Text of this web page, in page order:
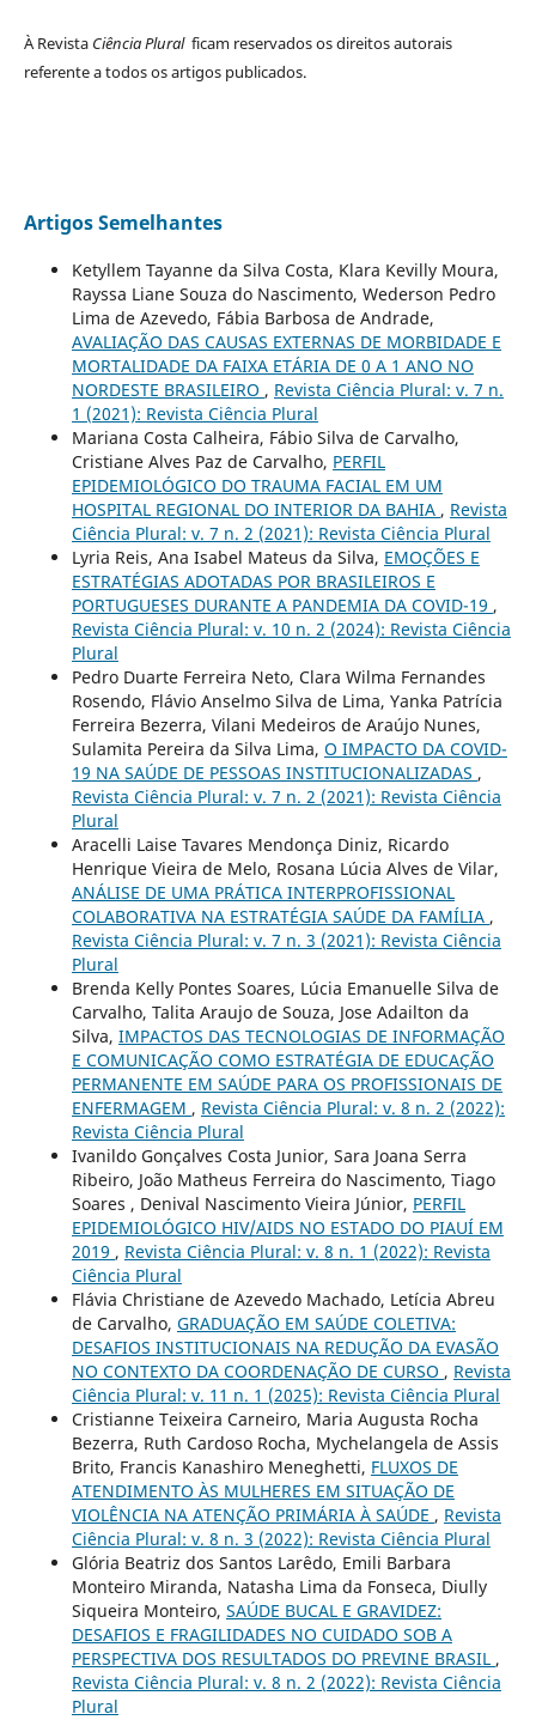
À Revista Ciência Plural ficam reservados os direitos autorais
referente a todos os artigos publicados.
Artigos Semelhantes
Ketyllem Tayanne da Silva Costa, Klara Kevilly Moura,
Rayssa Liane Souza do Nascimento, Wederson Pedro
Lima de Azevedo, Fábia Barbosa de Andrade,
AVALIAÇÃO DAS CAUSAS EXTERNAS DE MORBIDADE E
MORTALIDADE DA FAIXA ETÁRIA DE 0 A 1 ANO NO
NORDESTE BRASILEIRO , Revista Ciência Plural: v. 7 n.
1 (2021): Revista Ciência Plural
Mariana Costa Calheira, Fábio Silva de Carvalho,
Cristiane Alves Paz de Carvalho, PERFIL
EPIDEMIOLÓGICO DO TRAUMA FACIAL EM UM
HOSPITAL REGIONAL DO INTERIOR DA BAHIA , Revista
Ciência Plural: v. 7 n. 2 (2021): Revista Ciência Plural
Lyria Reis, Ana Isabel Mateus da Silva, EMOÇÕES E
ESTRATÉGIAS ADOTADAS POR BRASILEIROS E
PORTUGUESES DURANTE A PANDEMIA DA COVID-19 ,
Revista Ciência Plural: v. 10 n. 2 (2024): Revista Ciência
Plural
Pedro Duarte Ferreira Neto, Clara Wilma Fernandes
Rosendo, Flávio Anselmo Silva de Lima, Yanka Patrícia
Ferreira Bezerra, Vilani Medeiros de Araújo Nunes,
Sulamita Pereira da Silva Lima, O IMPACTO DA COVID-
19 NA SAÚDE DE PESSOAS INSTITUCIONALIZADAS ,
Revista Ciência Plural: v. 7 n. 2 (2021): Revista Ciência
Plural
Aracelli Laise Tavares Mendonça Diniz, Ricardo
Henrique Vieira de Melo, Rosana Lúcia Alves de Vilar,
ANÁLISE DE UMA PRÁTICA INTERPROFISSIONAL
COLABORATIVA NA ESTRATÉGIA SAÚDE DA FAMÍLIA ,
Revista Ciência Plural: v. 7 n. 3 (2021): Revista Ciência
Plural
Brenda Kelly Pontes Soares, Lúcia Emanuelle Silva de
Carvalho, Talita Araujo de Souza, Jose Adailton da
Silva, IMPACTOS DAS TECNOLOGIAS DE INFORMAÇÃO
E COMUNICAÇÃO COMO ESTRATÉGIA DE EDUCAÇÃO
PERMANENTE EM SAÚDE PARA OS PROFISSIONAIS DE
ENFERMAGEM , Revista Ciência Plural: v. 8 n. 2 (2022):
Revista Ciência Plural
Ivanildo Gonçalves Costa Junior, Sara Joana Serra
Ribeiro, João Matheus Ferreira do Nascimento, Tiago
Soares , Denival Nascimento Vieira Júnior, PERFIL
EPIDEMIOLÓGICO HIV/AIDS NO ESTADO DO PIAUÍ EM
2019 , Revista Ciência Plural: v. 8 n. 1 (2022): Revista
Ciência Plural
Flávia Christiane de Azevedo Machado, Letícia Abreu
de Carvalho, GRADUAÇÃO EM SAÚDE COLETIVA:
DESAFIOS INSTITUCIONAIS NA REDUÇÃO DA EVASÃO
NO CONTEXTO DA COORDENAÇÃO DE CURSO , Revista
Ciência Plural: v. 11 n. 1 (2025): Revista Ciência Plural
Cristianne Teixeira Carneiro, Maria Augusta Rocha
Bezerra, Ruth Cardoso Rocha, Mychelangela de Assis
Brito, Francis Kanashiro Meneghetti, FLUXOS DE
ATENDIMENTO ÀS MULHERES EM SITUAÇÃO DE
VIOLÊNCIA NA ATENÇÃO PRIMÁRIA À SAÚDE , Revista
Ciência Plural: v. 8 n. 3 (2022): Revista Ciência Plural
Glória Beatriz dos Santos Larêdo, Emili Barbara
Monteiro Miranda, Natasha Lima da Fonseca, Diully
Siqueira Monteiro, SAÚDE BUCAL E GRAVIDEZ:
DESAFIOS E FRAGILIDADES NO CUIDADO SOB A
PERSPECTIVA DOS RESULTADOS DO PREVINE BRASIL ,
Revista Ciência Plural: v. 8 n. 2 (2022): Revista Ciência
Plural